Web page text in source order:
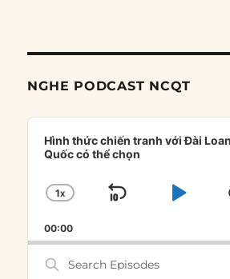
NGHE PODCAST NCQT
Audio
Player
Hình thức chiến tranh với Đài
Quốc có thể chọn
CHANGE
RATE
1X
SKIP
00:00
Search
Episodes